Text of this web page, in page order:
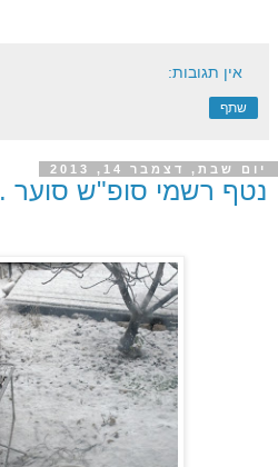
אין תגובות:
שתף
יום שבת, דצמבר 14, 2013
נטף רשמי סופ"ש סוער .